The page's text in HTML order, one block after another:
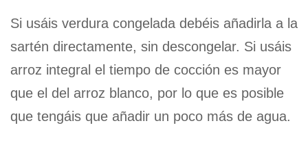
Si usáis verdura congelada debéis añadirla a la
sartén directamente, sin descongelar. Si usáis
arroz integral el tiempo de cocción es mayor
que el del arroz blanco, por lo que es posible
que tengáis que añadir un poco más de agua.